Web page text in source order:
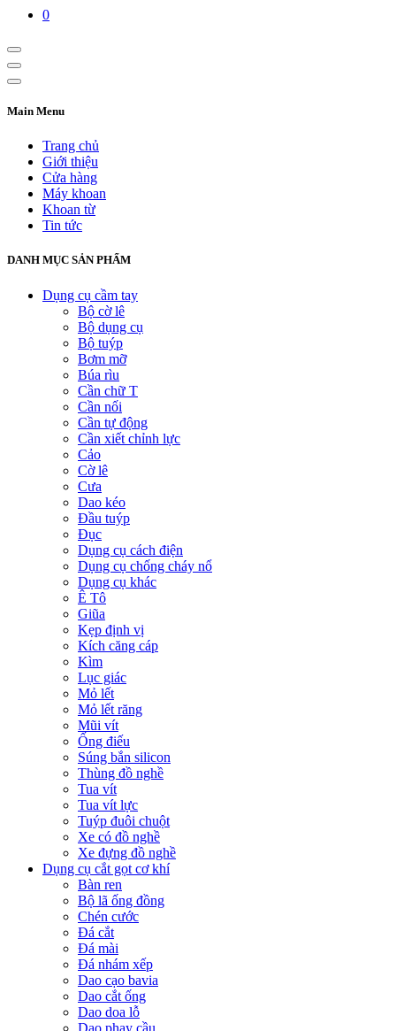
0
Main Menu
Trang chủ
Giới thiệu
Cửa hàng
Máy khoan
Khoan từ
Tin tức
DANH MỤC SẢN PHẨM
Dụng cụ cầm tay
Bộ cờ lê
Bộ dụng cụ
Bộ tuýp
Bơm mỡ
Búa rìu
Cần chữ T
Cần nối
Cần tự động
Cần xiết chỉnh lực
Cảo
Cờ lê
Cưa
Dao kéo
Đầu tuýp
Đục
Dụng cụ cách điện
Dụng cụ chống cháy nổ
Dụng cụ khác
Ê Tô
Giũa
Kẹp định vị
Kích căng cáp
Kìm
Lục giác
Mỏ lết
Mỏ lết răng
Mũi vít
Ống điếu
Súng bắn silicon
Thùng đồ nghề
Tua vít
Tua vít lực
Tuýp đuôi chuột
Xe có đồ nghề
Xe đựng đồ nghề
Dụng cụ cắt gọt cơ khí
Bàn ren
Bộ lã ống đồng
Chén cước
Đá cắt
Đá mài
Đá nhám xếp
Dao cạo bavia
Dao cắt ống
Dao doa lỗ
Dao phay cầu